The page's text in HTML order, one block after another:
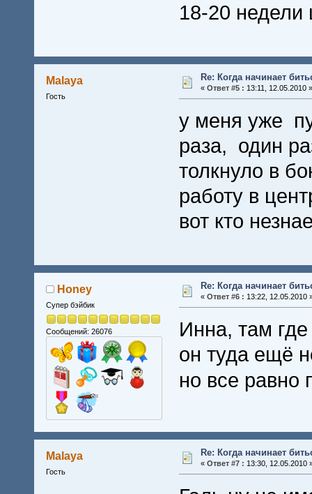
18-20
Malaya
Гость
Re: Когда начинает
« Ответ #5 : 13:11, 12.05.2010 »
у меня уже
раза, один
толкнуло в
работу в
вот кто
Honey
Супер бэйбик
Сообщений: 26076
Re: Когда начинает
« Ответ #6 : 13:22, 12.05.2010
Инна, там
он туда ещё
но все равно
Malaya
Гость
Re: Когда начинает
« Ответ #7 : 13:30, 12.05.2010